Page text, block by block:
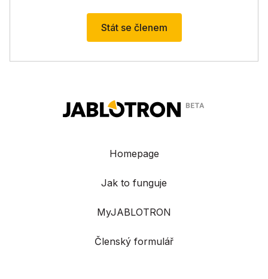
Stát se členem
Homepage
Jak to funguje
MyJABLOTRON
Členský formulář